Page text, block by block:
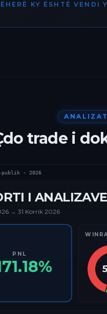
KY ËSHTË VENDI
trade i
· 2026
I ANALIZAVE
→ 31 Korrik 2026
PNL
%